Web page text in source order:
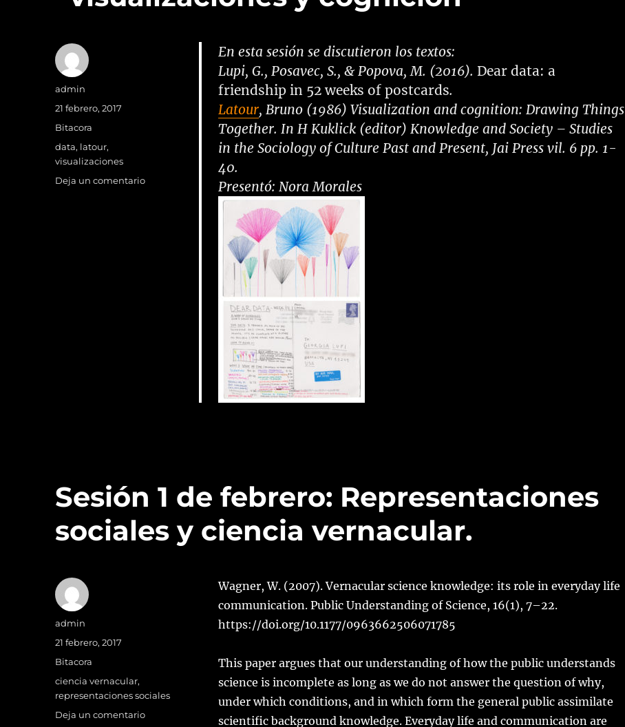
En esta sesión se discutieron los textos:
Lupi, G., Posavec, S., & Popova, M. (2016). Dear data: a
friendship in 52 weeks of postcards.
Latour, Bruno (1986) Visualization and cognition: Drawing Things
Together. In H Kuklick (editor) Knowledge and Society – Studies
in the Sociology of Culture Past and Present, Jai Press vil. 6 pp. 1-
40.
Presentó: Nora Morales
Autor
admin
Publicado
el
21 febrero, 2017
Categorías
Bitacora
Etiquetas
data, latour,
visualizaciones
Deja un comentarioen
Sesión 1 de febrero: Representaciones
sociales y ciencia vernacular.
Wagner, W. (2007). Vernacular science knowledge: its role in everyday life
communication. Public Understanding of Science, 16(1), 7–22.
https://doi.org/10.1177/0963662506071785
This paper argues that our understanding of how the public understands
science is incomplete as long as we do not answer the question of why,
under which conditions, and in which form the general public assimilate
scientific background knowledge. Everyday life and communication are
Autor
admin
Publicado
el
21 febrero, 2017
Categorías
Bitacora
Etiquetas
ciencia vernacular,
representaciones sociales
Deja un comentarioen